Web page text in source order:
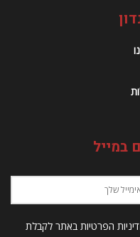
במייל
הפרטיות באתר לקבלת